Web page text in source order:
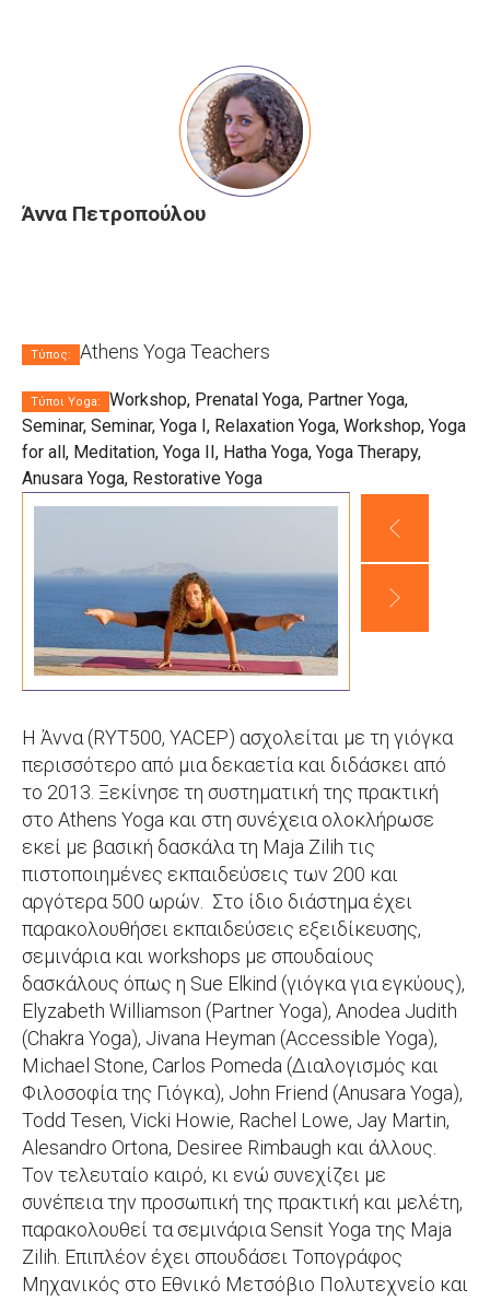
Άννα Πετροπούλου
Τύπος: Athens Yoga Teachers
Τύποι Yoga:
Workshop, Prenatal Yoga, Partner Yoga,
Seminar, Seminar, Yoga I, Relaxation Yoga, Workshop, Yoga
for all, Meditation, Yoga II, Hatha Yoga, Yoga Therapy,
Anusara Yoga, Restorative Yoga
Η Άννα (RYT500, YACEP) ασχολείται με τη γιόγκα
περισσότερο από μια δεκαετία και διδάσκει από
το 2013. Ξεκίνησε τη συστηματική της πρακτική
στο Athens Yoga και στη συνέχεια ολοκλήρωσε
εκεί με βασική δασκάλα τη Maja Zilih τις
πιστοποιημένες εκπαιδεύσεις των 200 και
αργότερα 500 ωρών. Στο ίδιο διάστημα έχει
παρακολουθήσει εκπαιδεύσεις εξειδίκευσης,
σεμινάρια και workshops με σπουδαίους
δασκάλους όπως η Sue Elkind (γιόγκα για εγκύους),
Elyzabeth Williamson (Partner Yoga), Anodea Judith
(Chakra Yoga), Jivana Heyman (Accessible Yoga),
Michael Stone, Carlos Pomeda (Διαλογισμός και
Φιλοσοφία της Γιόγκα), John Friend (Anusara Yoga),
Todd Tesen, Vicki Howie, Rachel Lowe, Jay Martin,
Alesandro Ortona, Desiree Rimbaugh και άλλους.
Τον τελευταίο καιρό, κι ενώ συνεχίζει με
συνέπεια την προσωπική της πρακτική και μελέτη,
παρακολουθεί τα σεμινάρια Sensit Yoga της Maja
Zilih. Επιπλέον έχει σπουδάσει Τοπογράφος
Μηχανικός στο Εθνικό Μετσόβιο Πολυτεχνείο και